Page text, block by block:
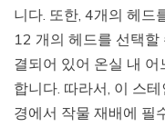
니다. 또한, 4개의 헤드
12 개의 헤드를 선택할
결되어 있어 온실 내
합니다. 따라서, 이 스
경에서 작물 재배에 필